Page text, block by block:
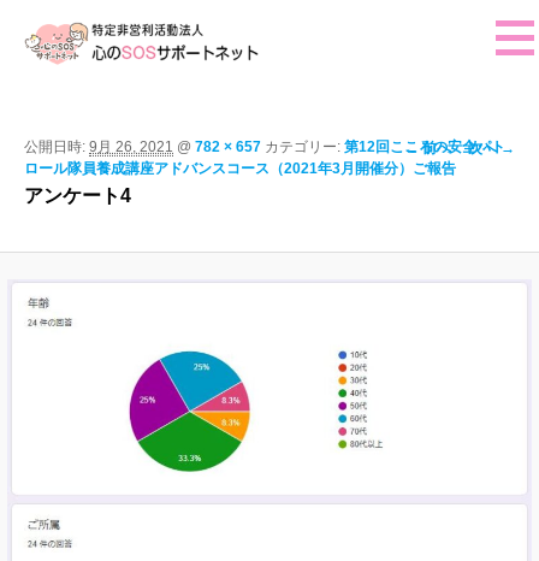
ご挨拶
活動報告
画像ナビゲー
← 前へ 次へ →
アンケート4
公開日時: 9月 26, 2021 @ 782 × 657 カテゴリー: 第12回こころの安全パト
ロール隊員養成講座アドバンスコース（2021年3月開催分）ご報告